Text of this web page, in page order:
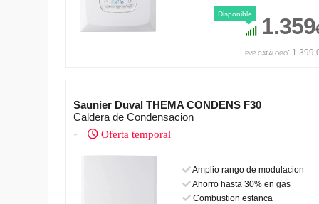
Disponible 1.359
pvp catálogo:
Saunier Duval THEMA CONDENS F30
Caldera de Condensacion
- Oferta temporal
Amplio rango de modulacion
Ahorro hasta 30% en gas
Combustion estanca